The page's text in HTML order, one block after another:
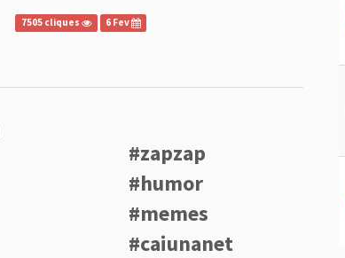
7505 cliques 6 Fev
#zapzap
#humor
#memes
#caiunanet